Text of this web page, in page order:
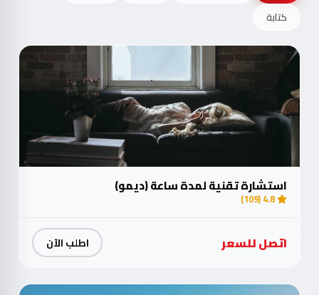
كتابة
استشارة تقنية لمدة ساعة (ديمو)
4.8 (109)
اتصل للسعر اطلب الآن